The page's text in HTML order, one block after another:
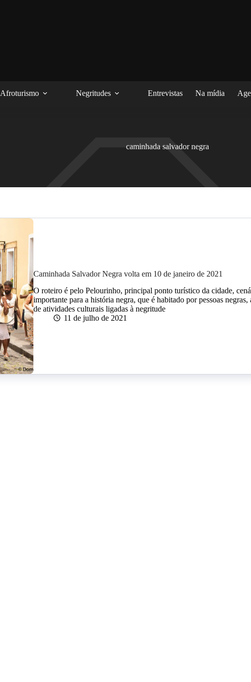
Afroturismo Negritudes Entrevistas Na mídia
caminhada salvador negra
Caminhada Salvador Negra volta em 10 de janeiro de 2021
O roteiro é pelo Pelourinho, principal ponto turístico da cidade,
importante para a história negra, que é habitado por pessoas negras,
de atividades culturais ligadas à negritude
11 de julho de 2021